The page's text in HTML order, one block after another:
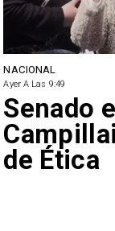
NACIONAL
Ayer A Las 9:49
Senado
de Ética